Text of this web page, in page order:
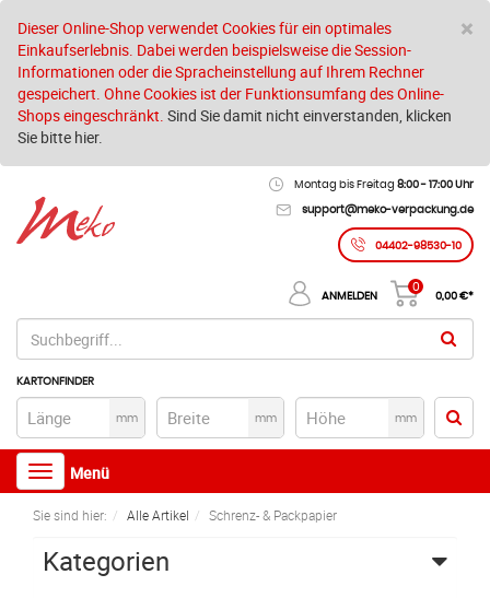
×
Dieser Online-Shop verwendet Cookies für ein optimales
Einkaufserlebnis. Dabei werden beispielsweise die Session-
Informationen oder die Spracheinstellung auf Ihrem Rechner
gespeichert. Ohne Cookies ist der Funktionsumfang des Online-
Shops eingeschränkt. Sind Sie damit nicht einverstanden, klicken
Sie bitte hier.
Montag bis Freitag 8:00 - 17:00 Uhr
support@meko-verpackung.de
04402-98530-10
KARTONFINDER
mm mm mm
ANMELDEN
0
0,00 €*
Toggle
navigation
Menü
Sie sind hier: Alle Artikel Schrenz- & Packpapier
Kategorien